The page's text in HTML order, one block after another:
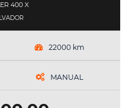
400 X
22000 km
MANUAL